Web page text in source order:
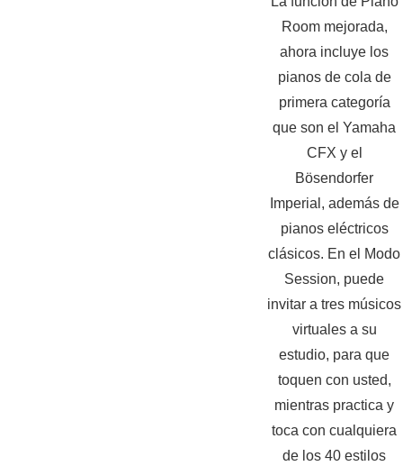
Room mejorada,
ahora incluye los
pianos de cola de
primera categoría
que son el Yamaha
CFX y el
Bösendorfer
Imperial, además de
pianos eléctricos
clásicos. En el Modo
Session, puede
invitar a tres músicos
virtuales a su
estudio, para que
toquen con usted,
mientras practica y
toca con cualquiera
de los 40 estilos